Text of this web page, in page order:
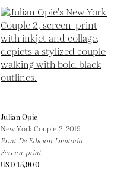
Julian Opie
New York Couple 2, 2019
Print De Edición Limitada
Screen-print
USD 15,900